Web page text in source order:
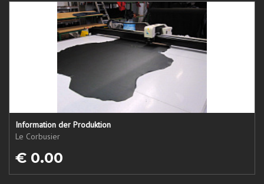
Information der Produktion
Le Corbusier
€ 0.00